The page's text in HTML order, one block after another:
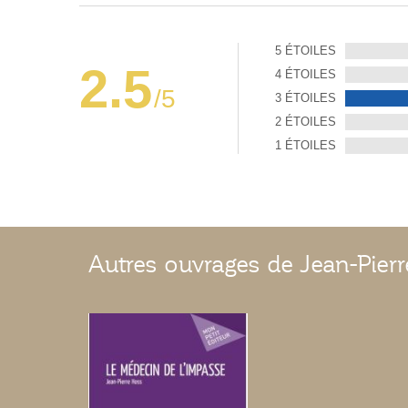
2.5
/5
5 ÉTOILES
4 ÉTOILES
3 ÉTOILES
2 ÉTOILES
1 ÉTOILES
Autres ouvrages de Jean-